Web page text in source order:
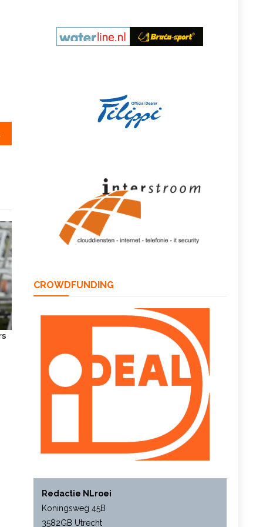
CROWDFUNDING
Redactie NLroei
Koningsweg 45B
3582GB Utrecht